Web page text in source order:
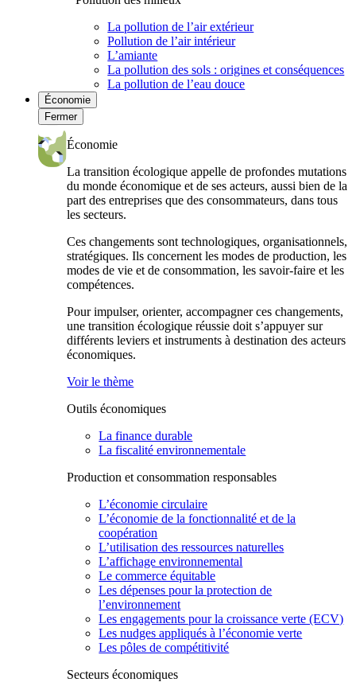
La pollution de l’air extérieur
Pollution de l’air intérieur
L’amiante
La pollution des sols : origines et conséquences
La pollution de l’eau douce
Économie
Fermer
Économie
La transition écologique appelle de profondes mutations
du monde économique et de ses acteurs, aussi bien de la
part des entreprises que des consommateurs, dans tous
les secteurs.
Ces changements sont technologiques, organisationnels,
stratégiques. Ils concernent les modes de production, les
modes de vie et de consommation, les savoir-faire et les
compétences.
Pour impulser, orienter, accompagner ces changements,
une transition écologique réussie doit s’appuyer sur
différents leviers et instruments à destination des acteurs
économiques.
Voir le thème
Outils économiques
La finance durable
La fiscalité environnementale
Production et consommation responsables
L’économie circulaire
L’économie de la fonctionnalité et de la
coopération
L’utilisation des ressources naturelles
L’affichage environnemental
Le commerce équitable
Les dépenses pour la protection de
l’environnement
Les engagements pour la croissance verte (ECV)
Les nudges appliqués à l’économie verte
Les pôles de compétitivité
Secteurs économiques